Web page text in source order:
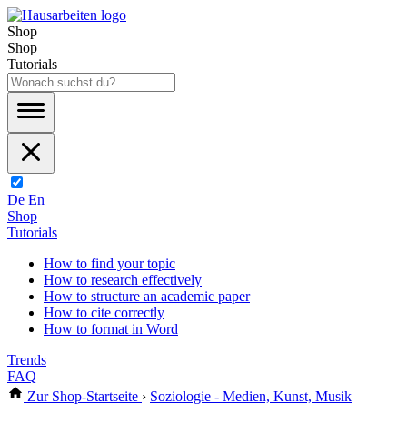
Shop
Shop
Tutorials
De En
Shop
Tutorials
How to find your topic
How to research effectively
How to structure an academic paper
How to cite correctly
How to format in Word
Trends
FAQ
Zur Shop-Startseite › Soziologie - Medien, Kunst, Musik